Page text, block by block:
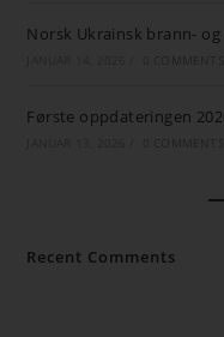
Norsk Ukrainsk brann-
Første oppdateringen
Recent Comments